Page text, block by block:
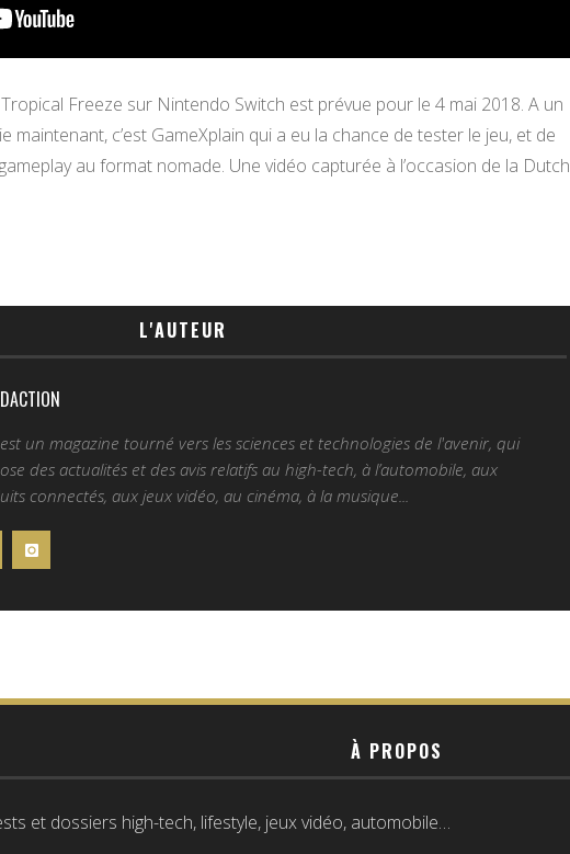
Freeze sur Nintendo Switch est prévue pour le 4 mai 2018. A un
maintenant, c’est GameXplain qui a eu la chance de tester le jeu, et de
au format nomade. Une vidéo capturée à l’occasion de la Dutch
L'AUTEUR
un magazine tourné vers les sciences et technologies de l'avenir, qui
des actualités et des avis relatifs au high-tech, à l’automobile, aux
connectés, aux jeux vidéo, au cinéma, à la musique...
À PROPOS
et dossiers high-tech, lifestyle, jeux vidéo, automobile…